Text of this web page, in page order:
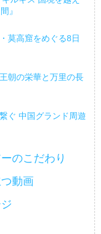
』
莫高窟をめぐる8日
朝の栄華と万里の長
ぐ 中国グランド周遊
のこだわり
動画